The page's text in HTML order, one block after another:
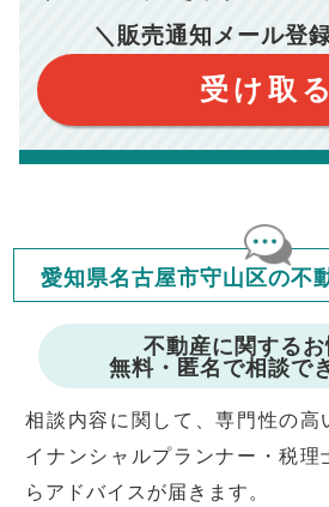
このシミュレーターは元利均等返済方
このシミュレーターは、四捨五入にて
このシミュレーターはお借り入れの全
このシミュレーターでの結果は、お借
ありません。
会員マイページ
修繕費・管理費の計算
※仲介手数料は宅地建物取引業法で定め
おります。（物件価格×3%＋6万円＋消
＼販売通知メール登
受け取る
愛知県名古屋市守山区の不
不動産に関する
無料・匿名で相談で
相談内容に関して、専門性の高
イナンシャルプランナー・税理
らアドバイスが届きます。